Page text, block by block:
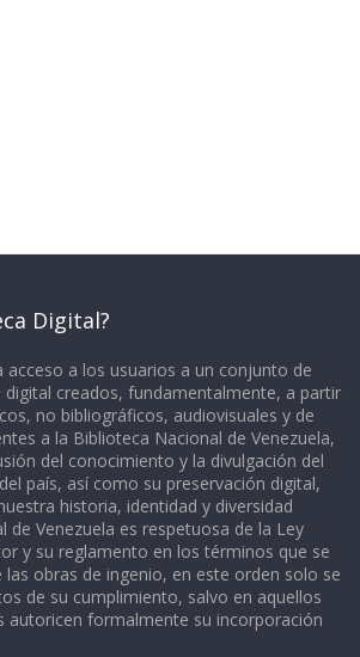
Digital?
acceso a los usuarios a un conjunto de
creados, fundamentalmente, a partir
no bibliográficos, audiovisuales y de
a la Biblioteca Nacional de Venezuela,
del conocimiento y la divulgación del
país, así como su preservación digital,
historia, identidad y diversidad
de Venezuela es respetuosa de la Ley
y su reglamento en los términos que se
obras de ingenio, en este orden solo se
de su cumplimiento, salvo en aquellos
autoricen formalmente su incorporación